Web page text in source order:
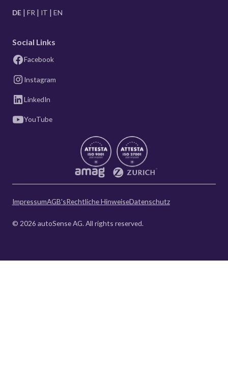
DE FR IT EN
Social Links
Facebook
Instagram
LinkedIn
YouTube
© 2026 autoSense AG. All rights reserved.
ImpressumAGB'sRechtliche HinweiseDatenschutz